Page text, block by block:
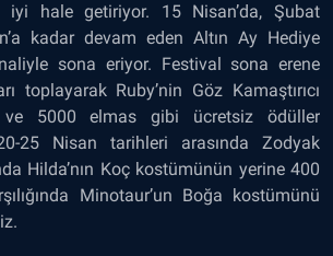
hale getiriyor. 15 Nisan’da, Şubat
kadar devam eden Altın Ay Hediye
sona eriyor. Festival sona erene
toplayarak Ruby’nin Göz Kamaştırıcı
ve 5000 elmas gibi ücretsiz ödüller
25 Nisan tarihleri arasında Zodyak
Hilda’nın Koç kostümünün yerine 400
Minotaur’un Boğa kostümünü